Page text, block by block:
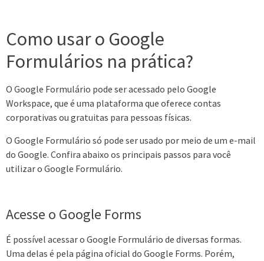
Como usar o Google
Formulários na prática?
O Google Formulário pode ser acessado pelo Google
Workspace, que é uma plataforma que oferece contas
corporativas ou gratuitas para pessoas físicas.
O Google Formulário só pode ser usado por meio de um e-mail
do Google. Confira abaixo os principais passos para você
utilizar o Google Formulário.
Acesse o Google Forms
É possível acessar o Google Formulário de diversas formas.
Uma delas é pela página oficial do Google Forms. Porém,